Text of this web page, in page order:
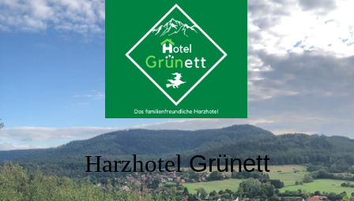
HarzhotelGrünett